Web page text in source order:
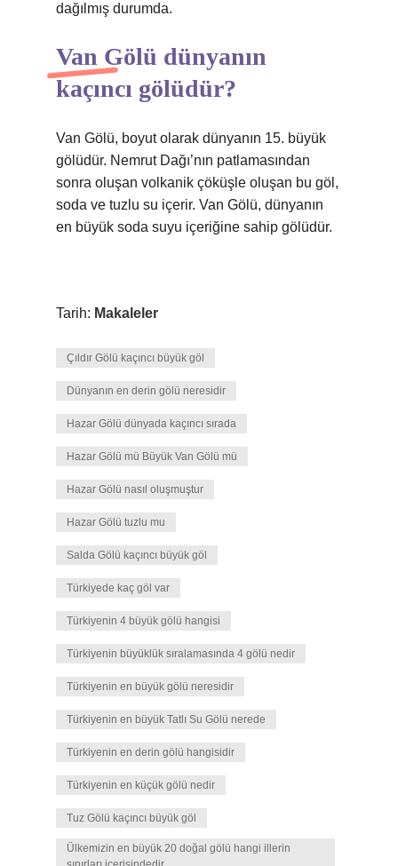
dağılmış durumda.
Van Gölü dünyanın
kaçıncı gölüdür?
Van Gölü, boyut olarak dünyanın 15. büyük
gölüdür. Nemrut Dağı’nın patlamasından
sonra oluşan volkanik çöküşle oluşan bu göl,
soda ve tuzlu su içerir. Van Gölü, dünyanın
en büyük soda suyu içeriğine sahip gölüdür.
Tarih: Makaleler
Çıldır Gölü kaçıncı büyük göl
Dünyanın en derin gölü neresidir
Hazar Gölü dünyada kaçıncı sırada
Hazar Gölü mü Büyük Van Gölü mü
Hazar Gölü nasıl oluşmuştur
Hazar Gölü tuzlu mu
Salda Gölü kaçıncı büyük göl
Türkiyede kaç göl var
Türkiyenin 4 büyük gölü hangisi
Türkiyenin büyüklük sıralamasında 4 gölü nedir
Türkiyenin en büyük gölü neresidir
Türkiyenin en büyük Tatlı Su Gölü nerede
Türkiyenin en derin gölü hangisidir
Türkiyenin en küçük gölü nedir
Tuz Gölü kaçıncı büyük göl
Ülkemizin en büyük 20 doğal gölü hangi illerin